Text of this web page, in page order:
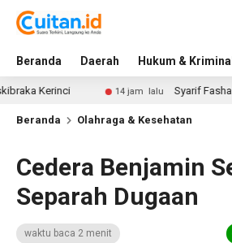
Beranda Daerah Hukum & Kriminal
14 jam lalu Syarif Fasha Pimpin
Beranda Olahraga & Kesehatan
Cedera Benjamin
Separah Dugaan
waktu baca 2 menit